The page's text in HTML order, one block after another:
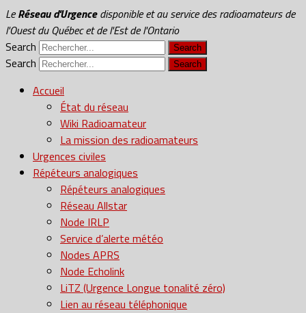
LeRéseau d'Urgencedisponible et au service des radioamateurs de
l'Ouest du Québec et de l'Est de l'Ontario
Search
Search
Accueil
État du réseau
Wiki Radioamateur
La mission des radioamateurs
Urgences civiles
Répéteurs analogiques
Répéteurs analogiques
Réseau Allstar
Node IRLP
Service d’alerte météo
Nodes APRS
Node Echolink
LiTZ (Urgence Longue tonalité zéro)
Lien au réseau téléphonique